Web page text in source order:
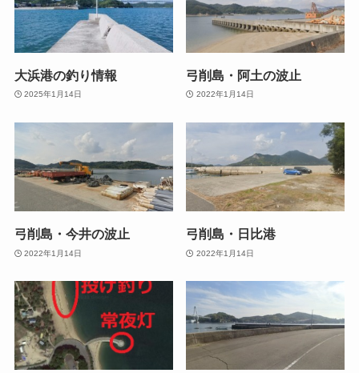
大浜港の釣り情報
2025年1月14日
弓削島・阿土の波止
2022年1月14日
弓削島・今井の波止
2022年1月14日
弓削島・日比港
2022年1月14日